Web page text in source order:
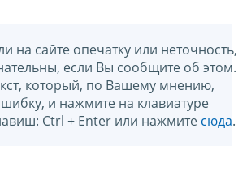
на сайте опечатку или неточность,
если Вы сообщите об этом.
который, по Вашему мнению,
и нажмите на клавиатуре
Ctrl + Enter или нажмите сюда.